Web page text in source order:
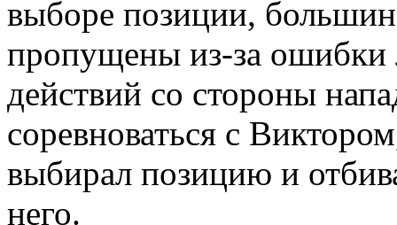
выборе позиции,
пропущены из-за ошибки
действий со стороны
соревноваться с
выбирал позицию и
него.